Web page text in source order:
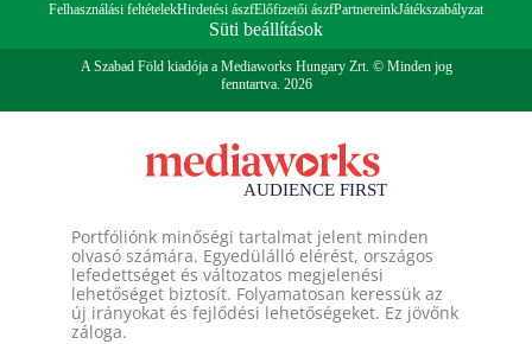
Felhasználási feltételekHirdetési ászfElőfizetői ászfPartnereinkJátékszabályzat
Süti beállítások
A Szabad Föld kiadója a Mediaworks Hungary Zrt. © Minden jog
fenntartva. 2026
Portfóliónk minőségi tartalmat jelent minden
olvasó számára. Egyedülálló elérést, országos
lefedettséget és változatos megjelenési
lehetőséget biztosít. Folyamatosan keressük az
új irányokat és fejlődési lehetőségeket. Ez jövőnk
záloga.